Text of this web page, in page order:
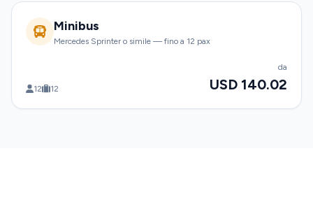
Minibus
Mercedes Sprinter o simile — fino a 12 pax
12 12
da
USD 140.02